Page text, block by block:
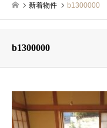
新着物件 b1300000
b1300000